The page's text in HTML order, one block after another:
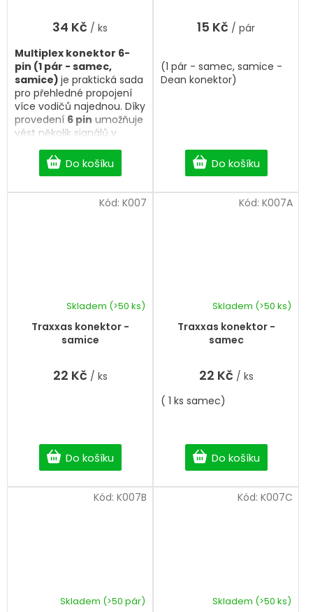
34 Kč / ks
Do košíku
Multiplex konektor 6-
pin (1 pár - samec,
samice) je praktická sada
pro přehledné propojení
více vodičů najednou. Díky
provedení 6 pin umožňuje
vést několik signálů v
konektoru, což
zjednodušuje kabeláž.
, takže je vhodné
15 Kč / pár
Do košíku
(1 pár - samec, samice -
Dean konektor)
Traxxas konektor -
samice
Skladem (>50 ks)
22 Kč / ks
Do košíku
Kód: K007
Traxxas konektor -
samec
Skladem (>50 ks)
22 Kč / ks
Do košíku
( 1 ks samec)
Kód: K007A
Skladem (>50 pár)
Kód: K007B
Skladem (>50 ks)
Kód: K007C